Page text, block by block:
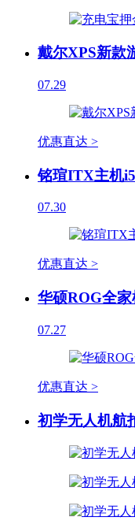
戴尔XPS新款
07.29
优惠直达 >
铭瑄ITX主机
07.30
优惠直达 >
华硕ROG全
07.27
优惠直达 >
初学无人机航